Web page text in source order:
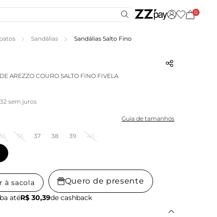
0
Sandálias Sandálias Salto Fino
AREZZO COURO SALTO FINO FIVELA
sem juros
Guia de tamanhos
36 37 38 39 40
à sacola Quero de presente
atéR$ 30,39de cashback